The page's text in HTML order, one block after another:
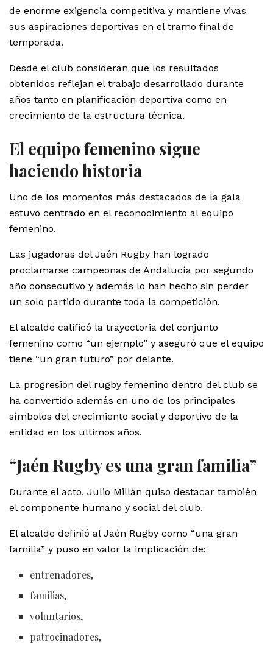
de enorme exigencia competitiva y mantiene vivas
sus aspiraciones deportivas en el tramo final de
temporada.
Desde el club consideran que los resultados
obtenidos reflejan el trabajo desarrollado durante
años tanto en planificación deportiva como en
crecimiento de la estructura técnica.
El equipo femenino sigue
haciendo historia
Uno de los momentos más destacados de la gala
estuvo centrado en el reconocimiento al equipo
femenino.
Las jugadoras del Jaén Rugby han logrado
proclamarse campeonas de Andalucía por segundo
año consecutivo y además lo han hecho sin perder
un solo partido durante toda la competición.
El alcalde calificó la trayectoria del conjunto
femenino como “un ejemplo” y aseguró que el equipo
tiene “un gran futuro” por delante.
La progresión del rugby femenino dentro del club se
ha convertido además en uno de los principales
símbolos del crecimiento social y deportivo de la
entidad en los últimos años.
“Jaén Rugby es una gran familia”
Durante el acto, Julio Millán quiso destacar también
el componente humano y social del club.
El alcalde definió al Jaén Rugby como “una gran
familia” y puso en valor la implicación de:
entrenadores,
familias,
voluntarios,
patrocinadores,